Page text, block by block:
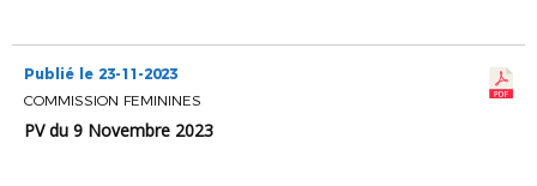
Publié le 23-11-2023
COMMISSION FEMININES
PV du 9 Novembre 2023